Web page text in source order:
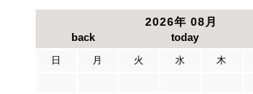
2026年 08月
日 月 火 水 木